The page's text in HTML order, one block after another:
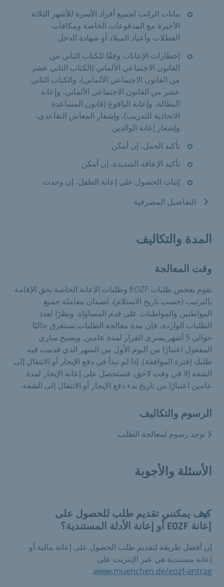
بيانات الراتب لجميع أفراد الأسرة للأشهر الثلاثة
الأخيرة مع المدفوعات الخاصة ومكافآت
العطلات وأعياد الميلاد أو شهادة الدخل
إخطارات الإعانات وفقًا للكتاب الثاني من
القانون الاجتماعي الألماني (الكتاب الثاني عشر
من القانون الاجتماعي الألماني)، والكتاب الثاني
عشر من القانون الاجتماعي الألماني، وإعانة
البطالة، وإعانة البافوغ (قانون المساعدة
الاتحادية للتدريب)، وإشعار المعاش التقاعدي،
وإشعار إعانة الوالدين
تأكيد الحمل، إن أمكن
تأكيد الإعاقة الشديدة، إن أمكن
إثبات الحصول على إعانة الطفل، إن وجدت
التفاصيل المصرفية
المدة والتكاليف
وقت المعالجة
نقوم بفحص طلبات EOZF وطلبات الإعانة الخاصة بحق الإقامة
بالترتيب (حسب تاريخ الاستلام)، لضمان معاملة جميع
المواطنين والمواطنات على قدم المساواة. ونظرًا لعدد
الطلبات الواردة، فإن مدة معالجة الطلبات تستغرق حاليًا
حوالي 5 أشهر.يسري القرار لمدة عامين. ويصبح ساري
المفعول اعتبارًا من اليوم الأول من الشهر الذي قدمت فيه
طلبك (فترة الموافقة). إذا لم تبدأ في دفع الإيجار أو الانتقال إلى
الشقة إلا في وقت لاحق، فستحصل على إعانة الإيجار لمدة
عامين اعتبارًا من تاريخ بدء دفع الإيجار أو الانتقال إلى الشقة.
الرسوم والتكاليف
لا توجد رسوم لمعالجة الطلب.
الأسئلة والأجوبة
كيف يمكنني تقديم طلب للحصول على
إعانة EOZF أو إعانة الأدلة المستندية؟
إن أفضل طريقة لتقديم طلب الحصول على إعانة مالية أو
إعانة مستندية هي عبر الإنترنت على
www.muenchen.de/eozf-antrag
.